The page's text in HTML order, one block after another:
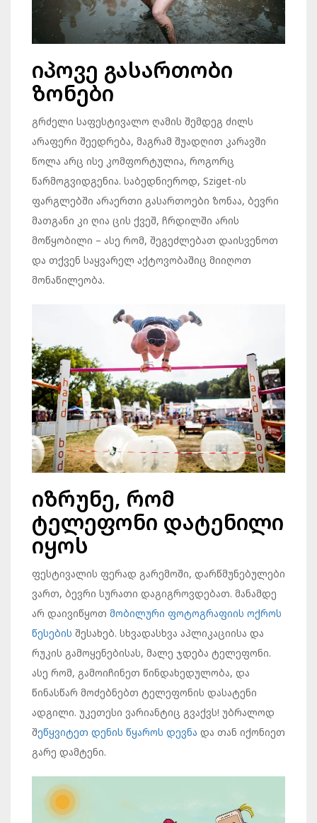
იპოვე გასართობი
ზონები
გრძელი საფესტივალო ღამის შემდეგ ძილს
არაფერი შეედრება, მაგრამ შუადღით კარავში
წოლა არც ისე კომფორტულია, როგორც
წარმოგვიდგენია. საბედნიეროდ, Sziget-ის
ფარგლებში არაერთი გასართოები ზონაა, ბევრი
მათგანი კი ღია ცის ქვეშ, ჩრდილში არის
მოწყობილი – ასე რომ, შეგეძლებათ დაისვენოთ
და თქვენ საყვარელ აქტოვობაშიც მიიღოთ
მონაწილეობა.
იზრუნე, რომ
ტელეფონი დატენილი
იყოს
ფესტივალის ფერად გარემოში, დარწმუნებულები
ვართ, ბევრი სურათი დაგიგროვდებათ. მანამდე
არ დაივიწყოთ მობილური ფოტოგრაფიის ოქროს
წესების შესახებ. სხვადასხვა აპლიკაციისა და
რუკის გამოყენებისას, მალე ჯდება ტელეფონი.
ასე რომ, გამოიჩინეთ წინდახედულობა, და
წინასწარ მოძებნებთ ტელეფონის დასატენი
ადგილი. უკეთესი ვარიანტიც გვაქვს! უბრალოდ
შეწყვიტეთ დენის წყაროს დევნა და თან იქონიეთ
გარე დამტენი.